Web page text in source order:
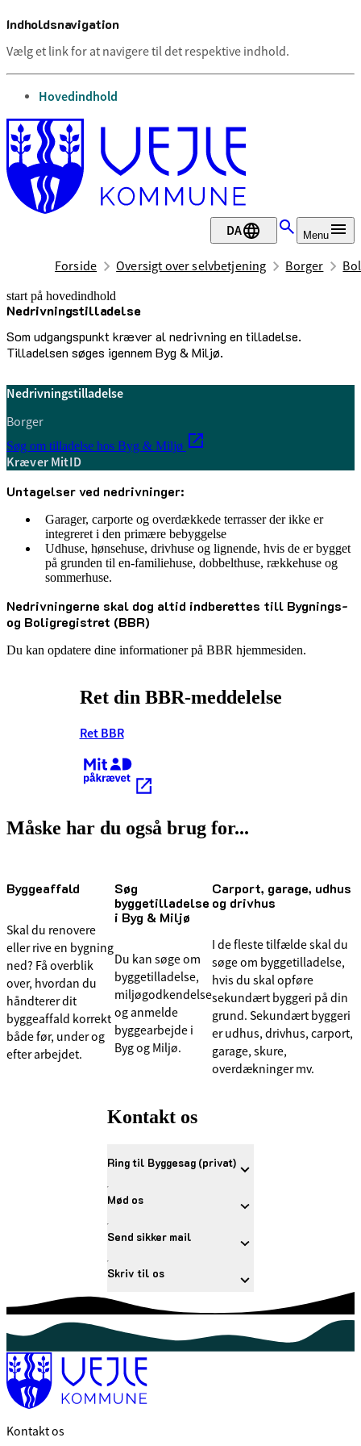
Indholdsnavigation
Vælg et link for at navigere til det respektive indhold.
gå til
Hovedindhold
DA Menu
Forside Oversigt over selvbetjening Borger
start på hovedindhold
Nedrivningstilladelse
Som udgangspunkt kræver al nedrivning en tilladelse.
Tilladelsen søges igennem Byg & Miljø.
senest opdateret 12. marts 2025
Nedrivningstilladelse
Borger
Søg om tilladelse hos Byg & Miljø
Kræver MitID
Untagelser ved nedrivninger:
Garager, carporte og overdækkede terrasser der ikke er
integreret i den primære bebyggelse
Udhuse, hønsehuse, drivhuse og lignende, hvis de er bygget
på grunden til en-familiehuse, dobbelthuse, rækkehuse og
sommerhuse.
Nedrivningerne skal dog altid indberettes till Bygnings-
og Boligregistret (BBR)
Du kan opdatere dine informationer på BBR hjemmesiden.
Ret din BBR-meddelelse
Ret BBR
Kræver MitID
Måske har du også brug for...
Byggeaffald
Skal du renovere
eller rive en bygning
ned? Få overblik
over, hvordan du
håndterer dit
byggeaffald korrekt
både før, under og
efter arbejdet.
Søg
byggetilladelse
i Byg & Miljø
Du kan søge om
byggetilladelse,
miljøgodkendelse
og anmelde
byggearbejde i
Byg og Miljø.
Carport, garage, udhus
og drivhus
I de fleste tilfælde skal du
søge om byggetilladelse,
hvis du skal opføre
sekundært byggeri på din
grund. Sekundært byggeri
er udhus, drivhus, carport,
garage, skure,
overdækninger mv.
Kontakt os
Ring til Byggesag (privat)
Mød os
Send sikker mail
Skriv til os
Kontakt os